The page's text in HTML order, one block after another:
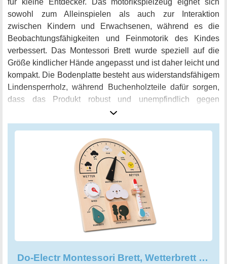
für kleine Entdecker. Das motorikspielzeug eignet sich
sowohl zum Alleinspielen als auch zur Interaktion
zwischen Kindern und Erwachsenen, während es die
Beobachtungsfähigkeiten und Feinmotorik des Kindes
verbessert. Das Montessori Brett wurde speziell auf die
Größe kindlicher Hände angepasst und ist daher leicht und
kompakt. Die Bodenplatte besteht aus widerstandsfähigem
Lindensperrholz, während Buchenholzteile dafür sorgen,
dass das Produkt robust und unempfindlich gegen
Verformung und Bruch ist. Die geschliffenen Kanten des
Spielzeugs sorgen zudem für Sicherheit beim Spielen. Das
Spielmöglichkeiten. Kinder können das Wetter und die
Temperatur des Tages auswählen, Windstärke,
Luftfeuchtigkeit und Wetterform/-farbe ändern. So werden
Fantasie und Kreativität der Kinder angeregt, während sie
spielerisch lernen und ihre kognitiven Fähigkeiten und die
praktischen Fähigkeit verbessern. Dieses einzigartige
Spielzeug ist ein besonderes Geschenk für kleine
Entdecker und wird die Begeisterung für das Wetter
und pädagogisch wertvolles Spielzeug, das Kinder auf
Do-Electr Montessori Brett, Wetterbrett Motorikwand Kinderspielzeug